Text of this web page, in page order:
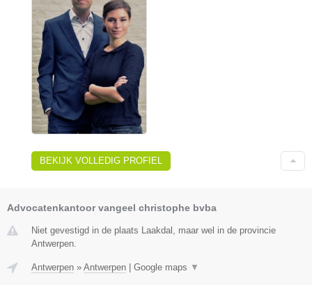
BEKIJK VOLLEDIG PROFIEL
Advocatenkantoor vangeel christophe bvba
Niet gevestigd in de plaats Laakdal, maar wel in de provincie
Antwerpen.
Antwerpen » Antwerpen Google maps ▼